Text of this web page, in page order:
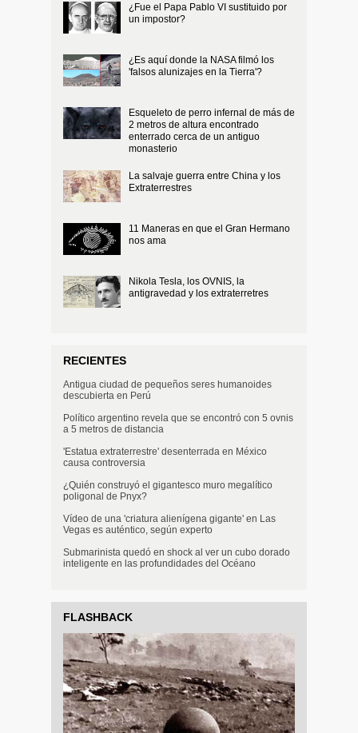
¿Fue el Papa Pablo VI sustituido por
un impostor?
¿Es aquí donde la NASA filmó los
'falsos alunizajes en la Tierra'?
Esqueleto de perro infernal de más de
2 metros de altura encontrado
enterrado cerca de un antiguo
monasterio
La salvaje guerra entre China y los
Extraterrestres
11 Maneras en que el Gran Hermano
nos ama
Nikola Tesla, los OVNIS, la
antigravedad y los extraterretres
RECIENTES
Antigua ciudad de pequeños seres humanoides
descubierta en Perú
Político argentino revela que se encontró con 5 ovnis
a 5 metros de distancia
'Estatua extraterrestre' desenterrada en México
causa controversia
¿Quién construyó el gigantesco muro megalítico
poligonal de Pnyx?
Vídeo de una 'criatura alienígena gigante' en Las
Vegas es auténtico, según experto
Submarinista quedó en shock al ver un cubo dorado
inteligente en las profundidades del Océano
FLASHBACK